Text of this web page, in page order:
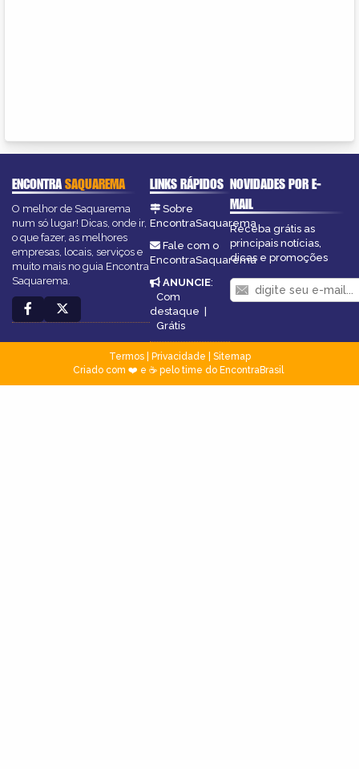
ENCONTRASAQUAREMA
O melhor de Saquarema
num só lugar! Dicas, onde ir,
o que fazer, as melhores
empresas, locais, serviços e
muito mais no guia Encontra
Saquarema.
LINKS RÁPIDOS
Sobre
EncontraSaquarema
Fale com o
EncontraSaquarema
ANUNCIE:
Com
destaque
Grátis
NOVIDADES POR E-
MAIL
Receba grátis as
principais notícias,
dicas e promoções
Termos| Privacidade
Sitemap
Criado com ❤️ e ☕ pelo time do EncontraBrasil